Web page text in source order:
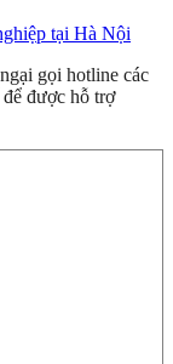
tại Hà Nội
gọi hotline các
được hỗ trợ